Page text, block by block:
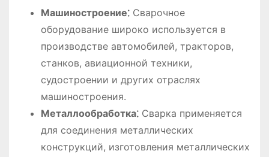
Машиностроение⁚Сварочное
оборудование широко используется в
производстве автомобилей, тракторов,
станков, авиационной техники,
судостроении и других отраслях
машиностроения.
Металлообработка⁚Сварка применяется
для соединения металлических
конструкций, изготовления металлических